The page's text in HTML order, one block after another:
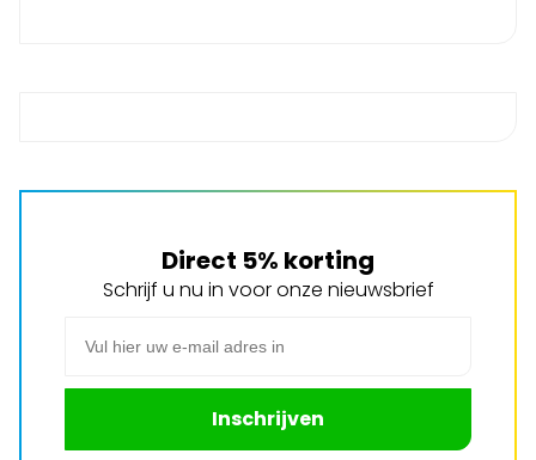
Direct 5% korting
Schrijf u nu in voor onze nieuwsbrief
Inschrijven